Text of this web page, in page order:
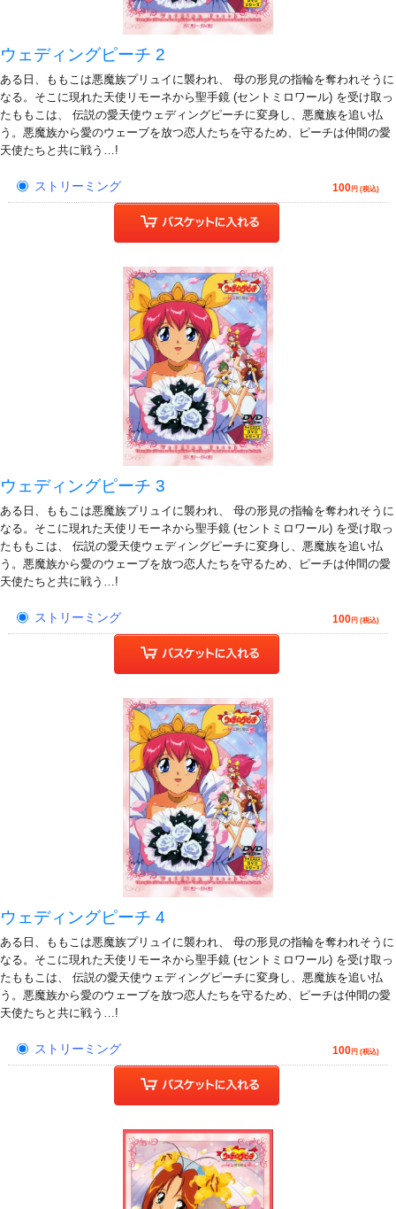
ウェディングピーチ 2
ある日、ももこは悪魔族プリュイに襲われ、 母の形見の指輪を奪われそうに
なる。そこに現れた天使リモーネから聖手鏡 (セントミロワール) を受け取っ
たももこは、 伝説の愛天使ウェディングピーチに変身し、悪魔族を追い払
う。悪魔族から愛のウェーブを放つ恋人たちを守るため、ピーチは仲間の愛
天使たちと共に戦う…!
ストリーミング 100円 (税込)
ウェディングピーチ 3
ある日、ももこは悪魔族プリュイに襲われ、 母の形見の指輪を奪われそうに
なる。そこに現れた天使リモーネから聖手鏡 (セントミロワール) を受け取っ
たももこは、 伝説の愛天使ウェディングピーチに変身し、悪魔族を追い払
う。悪魔族から愛のウェーブを放つ恋人たちを守るため、ピーチは仲間の愛
天使たちと共に戦う…!
ストリーミング 100円 (税込)
ウェディングピーチ 4
ある日、ももこは悪魔族プリュイに襲われ、 母の形見の指輪を奪われそうに
なる。そこに現れた天使リモーネから聖手鏡 (セントミロワール) を受け取っ
たももこは、 伝説の愛天使ウェディングピーチに変身し、悪魔族を追い払
う。悪魔族から愛のウェーブを放つ恋人たちを守るため、ピーチは仲間の愛
天使たちと共に戦う…!
ストリーミング 100円 (税込)